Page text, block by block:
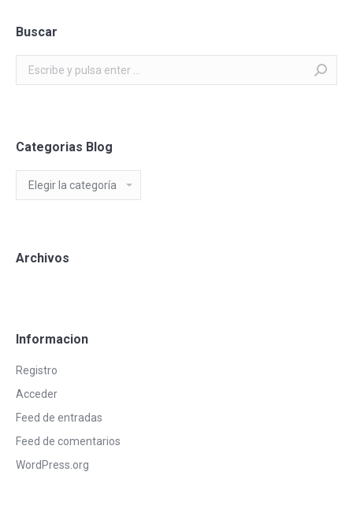
Buscar
Buscar:
Categorias Blog
Categorias
Blog
Archivos
Informacion
Registro
Acceder
Feed de entradas
Feed de comentarios
WordPress.org